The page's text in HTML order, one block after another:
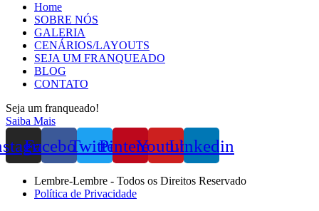
Home
SOBRE NÓS
GALERIA
CENÁRIOS/LAYOUTS
SEJA UM FRANQUEADO
BLOG
CONTATO
Seja um franqueado!
Saiba Mais
FacebookTwitterPinterestYoutubeLinkedin
Lembre-Lembre - Todos os Direitos Reservado
Política de Privacidade